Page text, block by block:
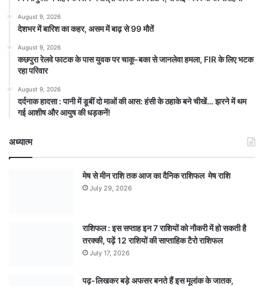
August 9, 2026
देशभर में बारिश का कहर, असम में बाढ़ से 99 मौतें
August 9, 2026
कछपुरा रेलवे फाटक के पास युवक पर चाकू-बका से जानलेवा हमला, FIR के लिए भटक
रहा परिवार
August 9, 2026
दर्दनाक हादसा : पानी में डूबीं दो माओं की आस: हंसी के ठहाके बने चीखें… झरने में थम
गई आशीष और आयुष की धड़कनें!
अध्यात्म
मेष से मीन राशि तक आज का दैनिक राशिफल मेष राशि
July 29, 2026
राशिफल : इस सप्ताह इन 7 राशियों को नौकरी में हो सकती है
तरक्की, पढ़ें 12 राशियों की साप्ताहिक टैरो राशिफल
July 17, 2026
पढ़-लिखकर बड़े अफसर बनते हैं इस मूलांक के जातक,